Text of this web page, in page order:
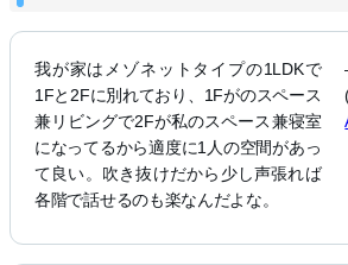
我が家はメゾネットタイプの1LDKで
1Fと2Fに別れており、1Fがのスペース
兼リビングで2Fが私のスペース兼寝室
になってるから適度に1人の空間があっ
て良い。吹き抜けだから少し声張れば
各階で話せるのも楽なんだよな。